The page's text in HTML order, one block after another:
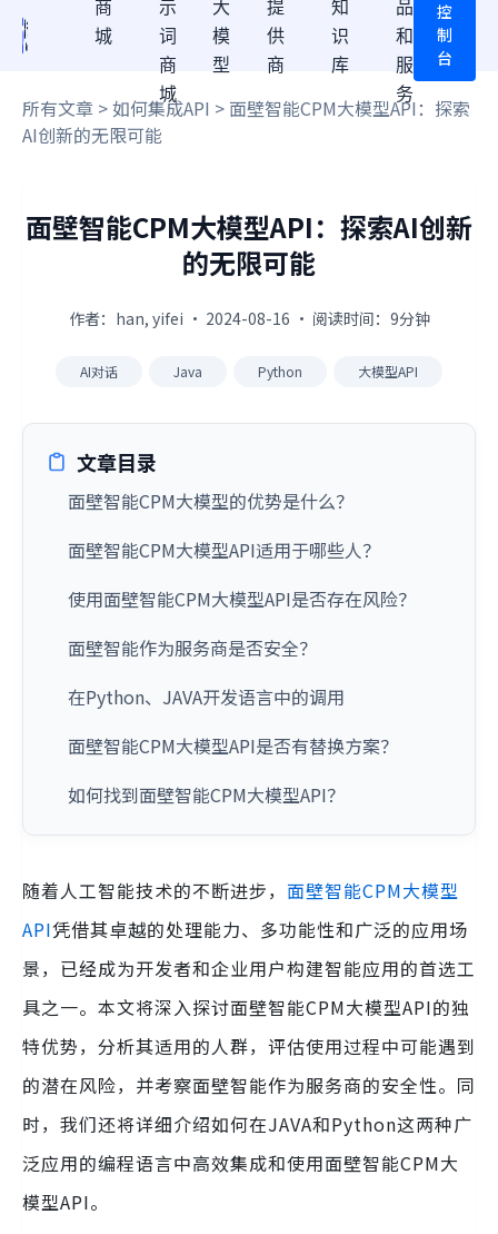
商
城
示
词
商
城
大
模
型
提
供
商
知
识
库
品
和
服
务
控
制
台
所有文章 >如何集成API > 面壁智能CPM大模型API：探索
AI创新的无限可能
面壁智能CPM大模型API：探索AI创新
的无限可能
作者：han, yifei · 2024-08-16 · 阅读时间：9分钟
AI对话 Java Python 大模型API
文章目录
面壁智能CPM大模型的优势是什么？
面壁智能CPM大模型API适用于哪些人？
使用面壁智能CPM大模型API是否存在风险？
面壁智能作为服务商是否安全？
在Python、JAVA开发语言中的调用
面壁智能CPM大模型API是否有替换方案？
如何找到面壁智能CPM大模型API？
随着人工智能技术的不断进步， 面壁智能CPM大模型
API凭借其卓越的处理能力、多功能性和广泛的应用场
景，已经成为开发者和企业用户构建智能应用的首选工
具之一。本文将深入探讨面壁智能CPM大模型API的独
特优势，分析其适用的人群，评估使用过程中可能遇到
的潜在风险，并考察面壁智能作为服务商的安全性。同
时，我们还将详细介绍如何在JAVA和Python这两种广
泛应用的编程语言中高效集成和使用面壁智能CPM大
模型API。